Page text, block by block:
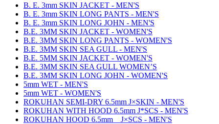
B. E. 3mm SKIN JACKET - MEN'S
B. E. 3mm SKIN LONG PANTS - MEN'S
B. E. 3mm SKIN LONG JOHN - MEN'S
B.E. 3MM SKIN JACKET - WOMEN'S
B.E. 3MM SKIN LONG PANTS - WOMEN'S
B.E. 3MM SKIN SEA GULL - MEN'S
B.E. 5MM SKIN JACKET - WOMEN'S
B.E. 3MM SKIN SEA GULL WOMEN’S
B.E. 3MM SKIN LONG JOHN - WOMEN'S
5mm WET - MEN'S
5mm WET - WOMEN'S
ROKUHAN SEMI-DRY 6.5mm J×SKIN - MEN'S
ROKUHAN WITH HOOD 6.5mm J*SCS - MEN'S
ROKUHAN HOOD 6.5mm J×SCS - MEN'S